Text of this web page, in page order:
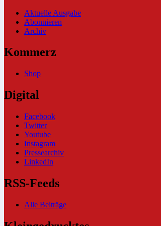
Aktuelle Ausgabe
Abonnieren
Archiv
Kommerz
Shop
Digital
Facebook
Twitter
Youtube
Instagram
Pressearchiv
LinkedIn
RSS-Feeds
Alle Beiträge